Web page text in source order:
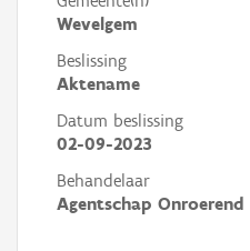
Wevelgem
Beslissing
Aktename
Datum beslissing
02-09-2023
Behandelaar
Agentschap Onroerend